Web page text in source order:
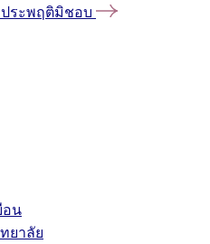
ประพฤติมิชอบ
อน
ยาลัย